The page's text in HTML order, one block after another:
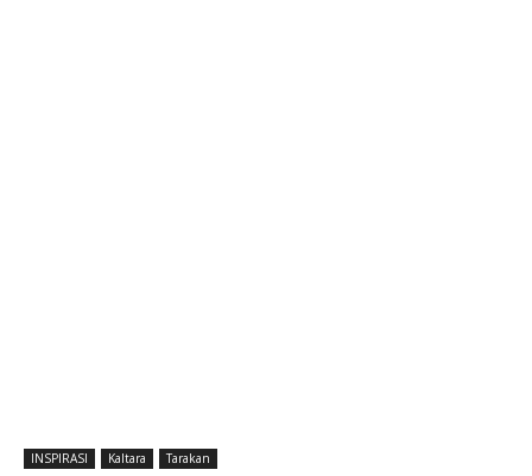
INSPIRASI Kaltara Tarakan